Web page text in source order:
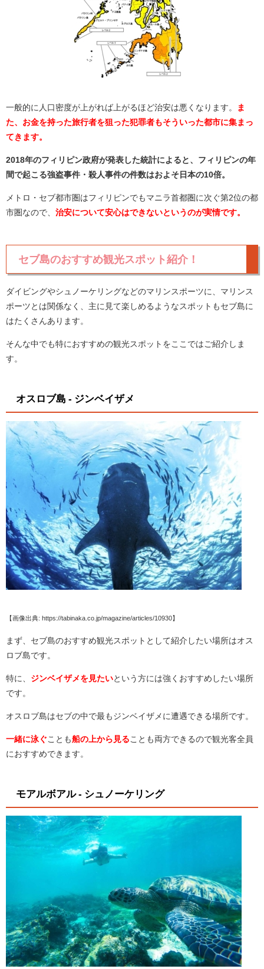
一般的に人口密度が上がれば上がるほど治安は悪くなります。
ま
た、お金を持った旅行者を狙った犯罪者もそういった都市に集まっ
てきます。
2018年のフィリピン政府が発表した統計によると、フィリピンの年
間で起こる強盗事件・殺人事件の件数はおよそ日本の10倍。
メトロ・セブ都市圏はフィリピンでもマニラ首都圏に次ぐ第2位の都
市圏なので、 治安について安心はできないというのが実情です。
セブ島のおすすめ観光スポット紹介！
ダイビングやシュノーケリングなどのマリンスポーツに、マリンス
ポーツとは関係なく、主に見て楽しめるようなスポットもセブ島に
はたくさんあります。
そんな中でも特におすすめの観光スポットをここではご紹介しま
す。
オスロブ島 - ジンベイザメ
【画像出典: https://tabinaka.co.jp/magazine/articles/10930】
まず、セブ島のおすすめ観光スポットとして紹介したい場所はオス
ロブ島です。
特に、 ジンベイザメを見たい という方には強くおすすめしたい場所
です。
オスロブ島はセブの中で最もジンベイザメに遭遇できる場所です。
一緒に泳ぐ ことも船の上から見る ことも両方できるので観光客全員
におすすめできます。
モアルボアル - シュノーケリング